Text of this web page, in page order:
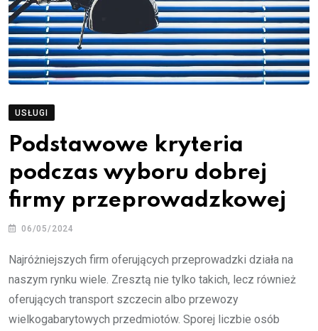
USŁUGI
Podstawowe kryteria
podczas wyboru dobrej
firmy przeprowadzkowej
06/05/2024
Najróżniejszych firm oferujących przeprowadzki działa na
naszym rynku wiele. Zresztą nie tylko takich, lecz również
oferujących transport szczecin albo przewozy
wielkogabarytowych przedmiotów. Sporej liczbie osób